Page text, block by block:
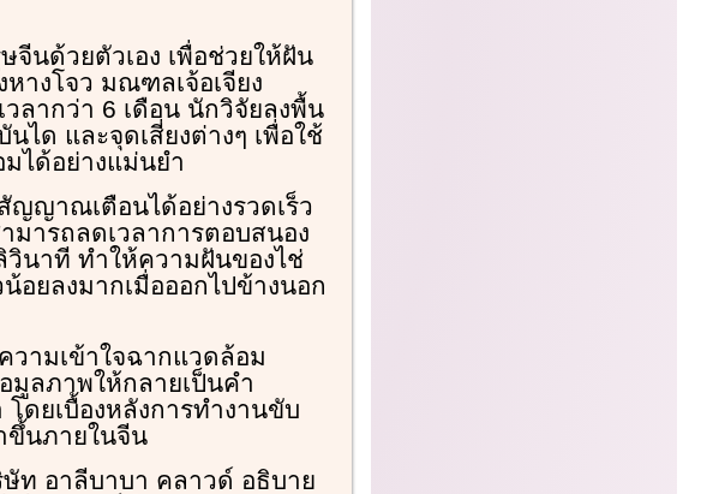
จีนด้วยตัวเอง เพื่อช่วยให้ฝัน
างโจว มณฑลเจ้อเจียง
ลากว่า 6 เดือน นักวิจัยลงพื้น
ได และจุดเสี่ยงต่างๆ เพื่อใช้
ได้อย่างแม่นยำ
ญญาณเตือนได้อย่างรวดเร็ว
ารถลดเวลาการตอบสนอง
วินาที ทำให้ความฝันของไช่
อยลงมากเมื่อออกไปข้างนอก
วามเข้าใจฉากแวดล้อม
มูลภาพให้กลายเป็นคำ
ดยเบื้องหลังการทำงานขับ
นภายในจีน
ษัท อาลีบาบา คลาวด์ อธิบาย